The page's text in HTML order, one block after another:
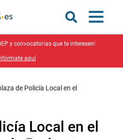
y convocatorias que te interesen!
aquí
de Policía Local en el
Local en el